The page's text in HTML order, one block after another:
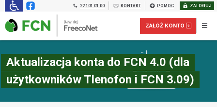
22 101 01 00 KONTAKT POMOC ZALOGUJ
ZAŁÓŻ KONTO
Aktualizacja konta do FCN 4.0 (dla
użytkowników Tlenofon i FCN 3.09)